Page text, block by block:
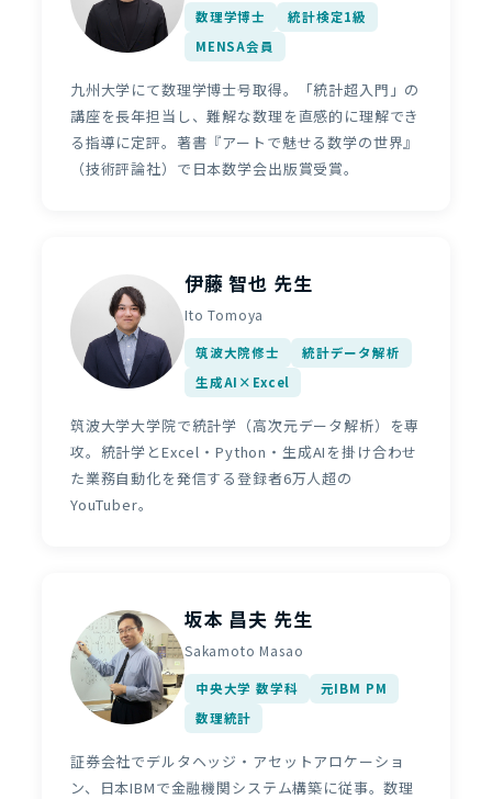
数理学博士
統計検定1級
MENSA会員
九州大学にて数理学博士号取得。「統計超入門」の
講座を長年担当し、難解な数理を直感的に理解でき
る指導に定評。著書『アートで魅せる数学の世界』
（技術評論社）で日本数学会出版賞受賞。
伊藤 智也 先生
Ito Tomoya
筑波大院修士
統計データ解析
生成AI×Excel
筑波大学大学院で統計学（高次元データ解析）を専
攻。統計学とExcel・Python・生成AIを掛け合わせ
た業務自動化を発信する登録者6万人超の
YouTuber。
坂本 昌夫 先生
Sakamoto Masao
中央大学 数学科
元IBM PM
数理統計
証券会社でデルタヘッジ・アセットアロケーショ
ン、日本IBMで金融機関システム構築に従事。数理